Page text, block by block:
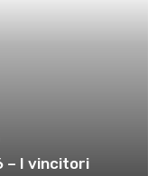
– I vincitori